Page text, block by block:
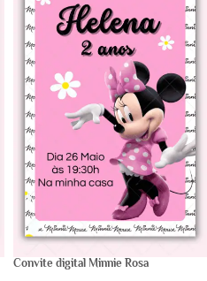
Convite digital Minnie Rosa